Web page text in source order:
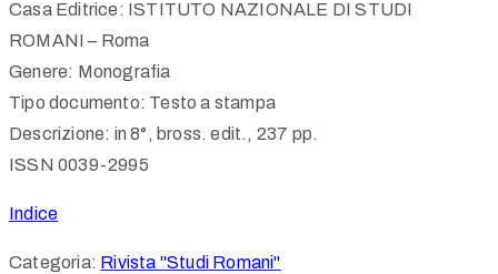
Casa Editrice: ISTITUTO NAZIONALE DI STUDI
ROMANI – Roma
Genere: Monografia
Tipo documento: Testo a stampa
Descrizione: in 8°, bross. edit., 237 pp.
ISSN 0039-2995
Indice
Categoria: Rivista "Studi Romani"